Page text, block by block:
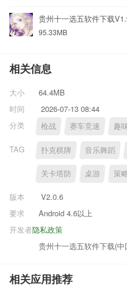
贵州十一选五软件下载
95.33MB
相关信息
大小
64.4MB
时间
2026-07-13 08:44
分类
枪战 赛车竞速 趣
TAG 扑克棋牌 音乐舞蹈
关卡塔防 桌游 策
版本
V2.0.6
要求
Android 4.6以上
隐私政策
开发者
贵州十一选五软件下载(
相关应用推荐